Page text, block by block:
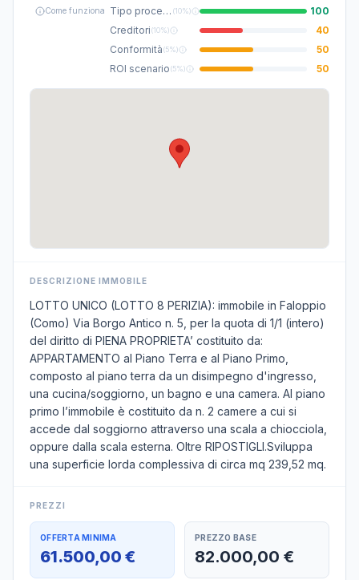
Come funziona
Tipo procedura (10%)
100
Creditori(10%)
40
Conformità(5%)
50
ROI scenario(5%) 50
DESCRIZIONE IMMOBILE
LOTTO UNICO (LOTTO 8 PERIZIA): immobile in Faloppio
(Como) Via Borgo Antico n. 5, per la quota di 1/1 (intero)
del diritto di PIENA PROPRIETA’ costituito da:
APPARTAMENTO al Piano Terra e al Piano Primo,
composto al piano terra da un disimpegno d'ingresso,
una cucina/soggiorno, un bagno e una camera. Al piano
primo l’immobile è costituito da n. 2 camere a cui si
accede dal soggiorno attraverso una scala a chiocciola,
oppure dalla scala esterna. Oltre RIPOSTIGLI.Sviluppa
una superficie lorda complessiva di circa mq 239,52 mq.
PREZZI
OFFERTA MINIMA
61.500,00 €
PREZZO BASE
82.000,00 €